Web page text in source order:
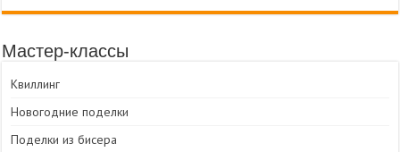
Мастер-классы
Квиллинг
Новогодние поделки
Поделки из бисера